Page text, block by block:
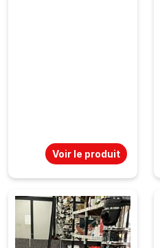
Voir le produit